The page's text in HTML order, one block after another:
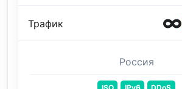
Трафик
Россия